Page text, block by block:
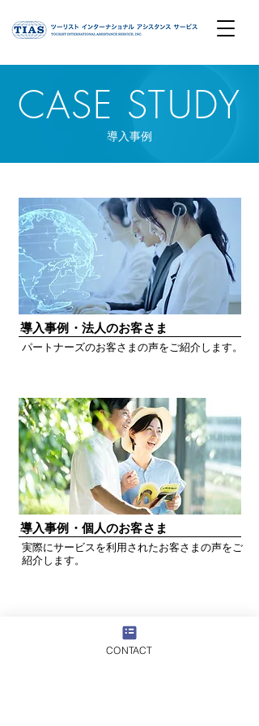
CASE STUDY
導入事例
導入事例・法人のお客さま
パートナーズのお客さまの声をご紹介します。
​導入事例・個人のお客さま
実際にサービスを利用されたお客さまの声をご
紹介します。
お問い合わせ
CONTACT